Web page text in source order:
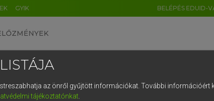
GYIK BELÉPÉS EDUID-
az önről gyűjtött információkat. További információért
tájékoztatónkat.
DE CN FR ES IT NL